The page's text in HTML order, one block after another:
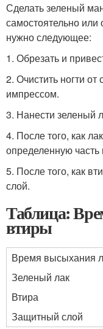
Сделать зеленый
самостоятельно или
нужно следующее:
1. Обрезать и
2. Очистить ногти
импрессом.
3. Нанести зеленый
4. После того, как
определенную часть
5. После того, как
слой.
Таблица:
втиры
Время высыхания
Зеленый лак
Втира
Защитный слой